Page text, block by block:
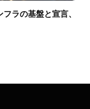
ラの基盤と宣言、